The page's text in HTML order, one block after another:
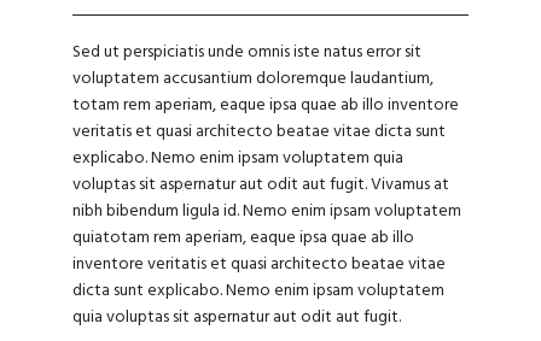
Sed ut perspiciatis unde omnis iste natus error sit
voluptatem accusantium doloremque laudantium,
totam rem aperiam, eaque ipsa quae ab illo inventore
veritatis et quasi architecto beatae vitae dicta sunt
explicabo. Nemo enim ipsam voluptatem quia
voluptas sit aspernatur aut odit aut fugit. Vivamus at
nibh bibendum ligula id. Nemo enim ipsam voluptatem
quiatotam rem aperiam, eaque ipsa quae ab illo
inventore veritatis et quasi architecto beatae vitae
dicta sunt explicabo. Nemo enim ipsam voluptatem
quia voluptas sit aspernatur aut odit aut fugit.